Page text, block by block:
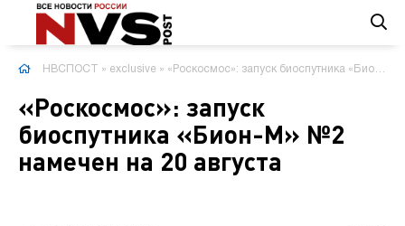
НВСПОСТ » exclusive » «Роскосмос»: запуск биоспутника «Бион-М» №2 намечен на 20 августа
«Роскосмос»: запуск
биоспутника «Бион-М» №2
намечен на 20 августа